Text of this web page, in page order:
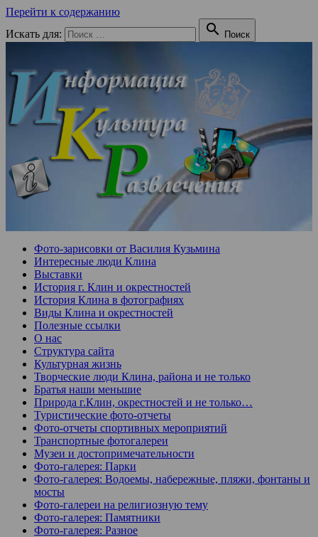
Перейти к содержанию
Искать для:
 Поиск
Фото-зарисовки от Василия Кузьмина
Интересные люди Клина
Выставки
История г. Клин и окрестностей
История Клина в фотографиях
Виды Клина и окрестностей
Полезные ссылки
О нас
Структура сайта
Культурная жизнь
Творческие люди Клина, района и не только
Братья наши меньшие
Природа г.Клин, окрестностей и не только…
Туристические фото-отчеты
Фото-отчеты спортивных мероприятий
Транспортные фотогалереи
Музеи и достопримечательности
Фото-галерея: Парки
Фото-галерея: Водоемы, набережные, пляжи, фонтаны и
мосты
Фото-галереи на религиозную тему
Фото-галерея: Памятники
Фото-галерея: Разное